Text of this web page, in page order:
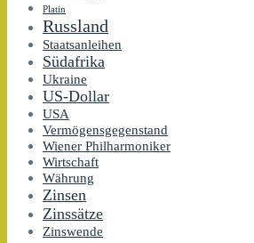
Platin
Russland
Staatsanleihen
Südafrika
Ukraine
US-Dollar
USA
Vermögensgegenstand
Wiener Philharmoniker
Wirtschaft
Währung
Zinsen
Zinssätze
Zinswende